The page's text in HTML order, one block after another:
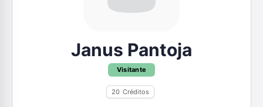
Janus Pantoja
Visitante
20 Créditos